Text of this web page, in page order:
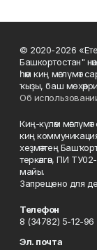
© 2020-2026
Башкортостан"
һәм киң мәғлүмәт
ҡыҙы, баш
Об
Киң-күләм
киң
хеҙмәттең
теркәлгән, ПИ
майы.
Запрещено для
Телефон
8 (34782) 5-12-96
Эл. почта